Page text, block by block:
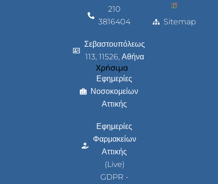
210
3816404
Σεβαστουπόλεως
113, 11526, Αθήνα
Χρήσιμα
Εφημερίες
Νοσοκομείων
Αττικής
Εφημερίες
Φαρμακείων
Αττικής
(Live)
GDPR -
Sitemap